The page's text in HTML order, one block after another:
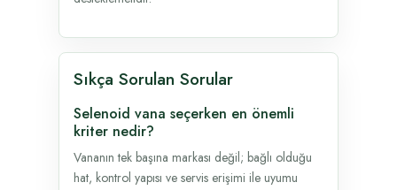
Sıkça Sorulan Sorular
Selenoid vana seçerken en önemli
kriter nedir?
Vananın tek başına markası değil; bağlı olduğu
hat, kontrol yapısı ve servis erişimi ile uyumu